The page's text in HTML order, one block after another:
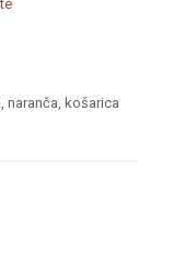
naranča, košarica